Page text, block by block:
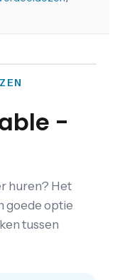
-
huren? Het
goede optie
tussen